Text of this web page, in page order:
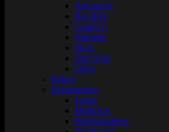
Advanced
Bio Bizz
Cuatro L
Namaste
Skog
Top Crop
Otros
Indoor
Instrumentos
Lupas
Medicion
Pulverizadores